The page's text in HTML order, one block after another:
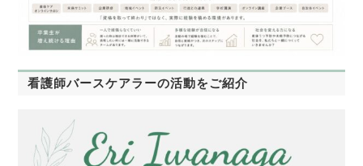
看護師バースケアラーの活動をご紹介